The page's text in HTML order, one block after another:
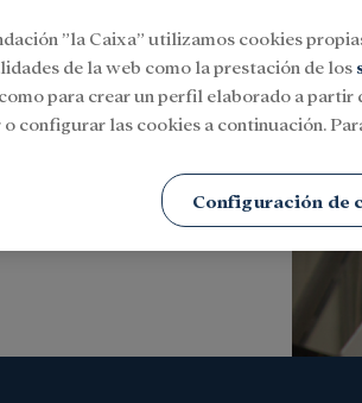
”la Caixa” utilizamos cookies
de la web como la prestación de los
para crear un perfil elaborado a partir
configurar las cookies a continuación.
Configuración de